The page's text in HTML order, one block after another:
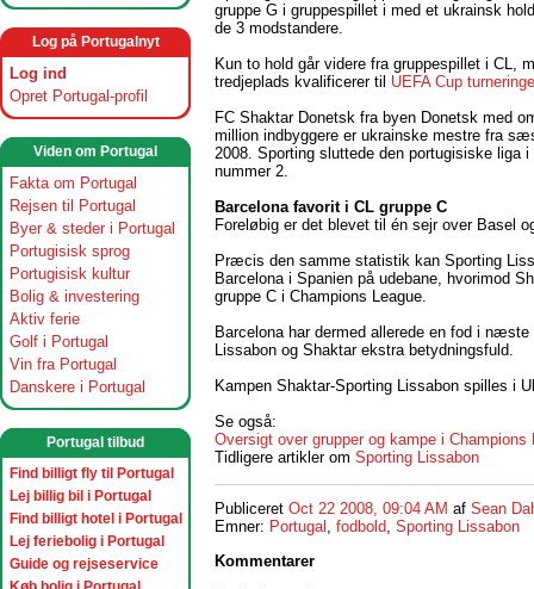
Log på Portugalnyt
Log ind
Opret Portugal-profil
Viden om Portugal
Fakta om Portugal
Rejsen til Portugal
Byer & steder i Portugal
Portugisisk sprog
Portugisisk kultur
Bolig & investering
Aktiv ferie
Golf i Portugal
Vin fra Portugal
Danskere i Portugal
Portugal tilbud
Find billigt fly til Portugal
Lej billig bil i Portugal
Find billigt hotel i Portugal
Lej feriebolig i Portugal
Guide og rejseservice
gruppe G i gruppespillet i med et ukrainsk
de 3 modstandere.
Kun to hold går videre fra gruppespillet i CL,
tredjeplads kvalificerer til UEFA Cup
FC Shaktar Donetsk fra byen Donetsk med
million indbyggere er ukrainske mestre fra
2008. Sporting sluttede den portugisiske liga i
nummer 2.
Barcelona favorit i CL gruppe C
Foreløbig er det blevet til én sejr over Basel
Præcis den samme statistik kan Sporting
Barcelona i Spanien på udebane, hvorimod
gruppe C i Champions League.
Barcelona har dermed allerede en fod i
Lissabon og Shaktar ekstra betydningsfuld.
Kampen Shaktar-Sporting Lissabon spilles i
Se også:
Oversigt over grupper og kampe i Champions
Tidligere artikler om Sporting Lissabon
Publiceret Oct 22 2008, 09:04 AM af Sean
Emner: Portugal , fodbold, Sporting Lissabon
Kommentarer